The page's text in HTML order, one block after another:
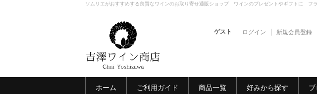
ソムリエがおすすめする良質なワインのお取り寄せ通販ショップ ワインのプレゼントやギフトに フ
ゲスト ログイン 新規会員登録
ホーム ご利用ガイド 商品一覧 好みから探す